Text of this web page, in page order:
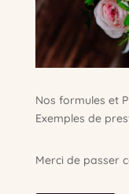
Nos formules et
Exemples de
Merci de passer